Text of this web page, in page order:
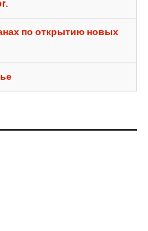
по открытию новых